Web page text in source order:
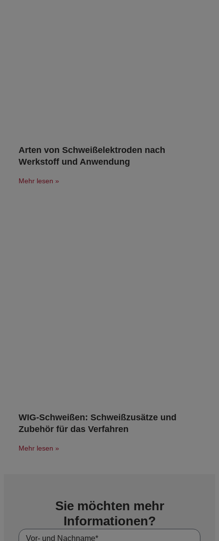
Arten von Schweißelektroden nach
Werkstoff und Anwendung
Mehr lesen »
WIG-Schweißen: Schweißzusätze und
Zubehör für das Verfahren
Mehr lesen »
Sie möchten mehr
Informationen?